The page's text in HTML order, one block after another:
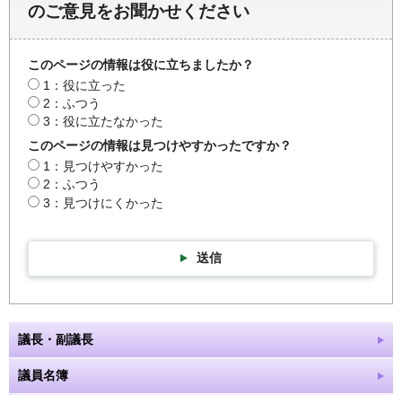
のご意見をお聞かせください
このページの情報は役に立ちましたか？
1：役に立った
2：ふつう
3：役に立たなかった
このページの情報は見つけやすかったですか？
1：見つけやすかった
2：ふつう
3：見つけにくかった
送信
議長・副議長
議員名簿